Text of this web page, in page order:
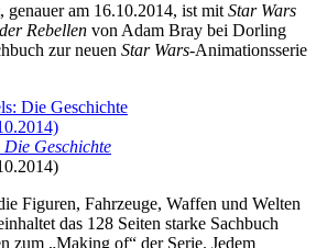
genauer am 16.10.2014, ist mitStar Wars
Rebellen von Adam Bray bei Dorling
zur neuen Star Wars-Animationsserie
Die Geschichte
Figuren, Fahrzeuge, Waffen und Welten
das 128 Seiten starke Sachbuch
zum „Making of“ der Serie. Jedem